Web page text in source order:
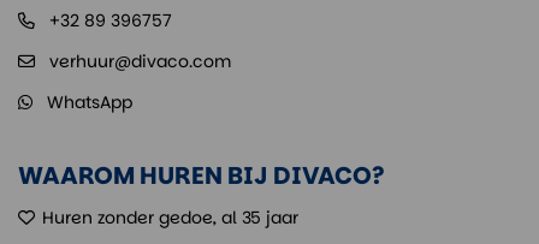
+32 89 396757
verhuur@divaco.com
WhatsApp
WAAROM HUREN BIJ DIVACO?
Huren zonder gedoe, al 35 jaar